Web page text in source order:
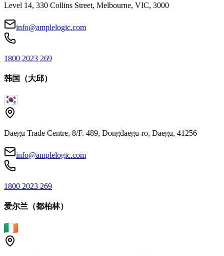
Level 14, 330 Collins Street, Melbourne, VIC, 3000
info@amplelogic.com
1800 2023 269
韩国（大邱）
Daegu Trade Centre, 8/F. 489, Dongdaegu-ro, Daegu, 41256
info@amplelogic.com
1800 2023 269
爱尔兰（都柏林）